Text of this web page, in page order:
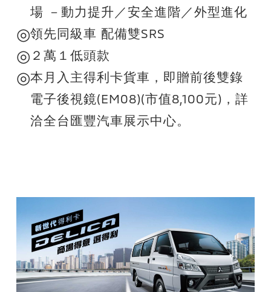
場 －動力提升／安全進階／外型進化
◎領先同級車 配備雙SRS
◎ ２萬１低頭款
◎本月入主得利卡貨車，即贈前後雙錄
電子後視鏡(EM08)(市值8,100元)，詳
洽全台匯豐汽車展示中心。